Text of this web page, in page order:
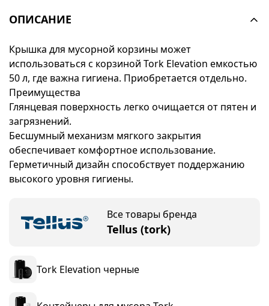
ОПИСАНИЕ
Крышка для мусорной корзины может
использоваться с корзиной Tork Elevation емкостью
50 л, где важна гигиена. Приобретается отдельно.
Преимущества
Глянцевая поверхность легко очищается от пятен и
загрязнений.
Бесшумный механизм мягкого закрытия
обеспечивает комфортное использование.
Герметичный дизайн способствует поддержанию
высокого уровня гигиены.
Все товары бренда
Tellus (tork)
Tork Elevation черные